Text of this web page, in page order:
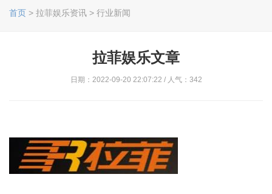
首页 > 拉菲娱乐资讯 > 行业新闻
拉菲娱乐文章
日期：2022-09-20 22:07:22 / 人气：342